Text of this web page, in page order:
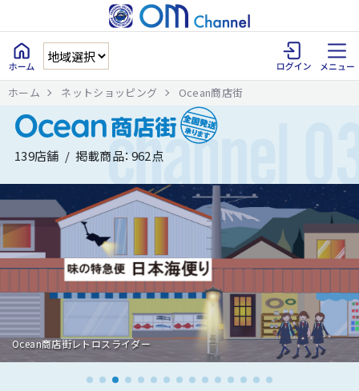
ホーム ネットショッピング Ocean商店街
139店舗 / 掲載商品：962点
Ocean商店街レトロスライダー